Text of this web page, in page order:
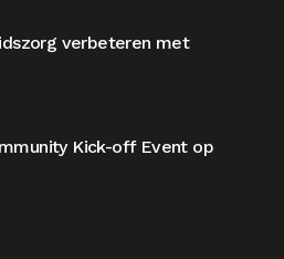
verbeteren met
Kick-off Event op